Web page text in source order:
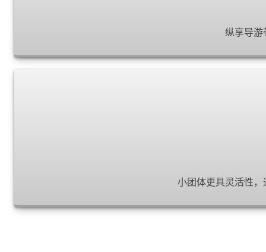
纵享导游
小团体更具灵活性